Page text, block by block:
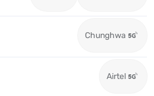
Chunghwa
Airtel